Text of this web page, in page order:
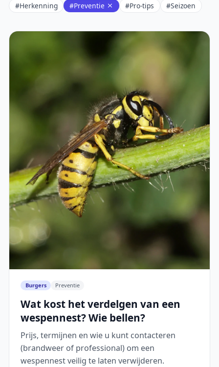
#Herkenning
#Preventie #Pro-tips #Seizoen
Burgers Preventie
Wat kost het verdelgen van een
wespennest? Wie bellen?
Prijs, termijnen en wie u kunt contacteren
(brandweer of professional) om een
wespennest veilig te laten verwijderen.